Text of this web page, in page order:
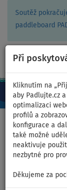
Soutěž
paddleboard
Při
Kliknutím na
aby Padlujte.cz
optimalizaci
profilů a
konfigurace a
také možné
neaktivuje
nezbytné pro
Děkujeme za
Domů >